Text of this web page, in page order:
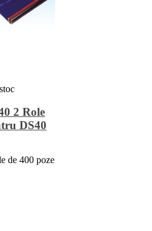
2 Role
DS40
de 400 poze